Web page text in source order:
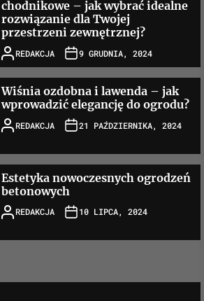
chodnikowe – jak wybrać idealne
rozwiązanie dla Twojej
przestrzeni zewnętrznej?
REDAKCJA 9 GRUDNIA, 2024
Wiśnia ozdobna i lawenda – jak
wprowadzić elegancję do ogrodu?
REDAKCJA 21 PAŹDZIERNIKA, 2024
Estetyka nowoczesnych ogrodzeń
betonowych
REDAKCJA 10 LIPCA, 2024